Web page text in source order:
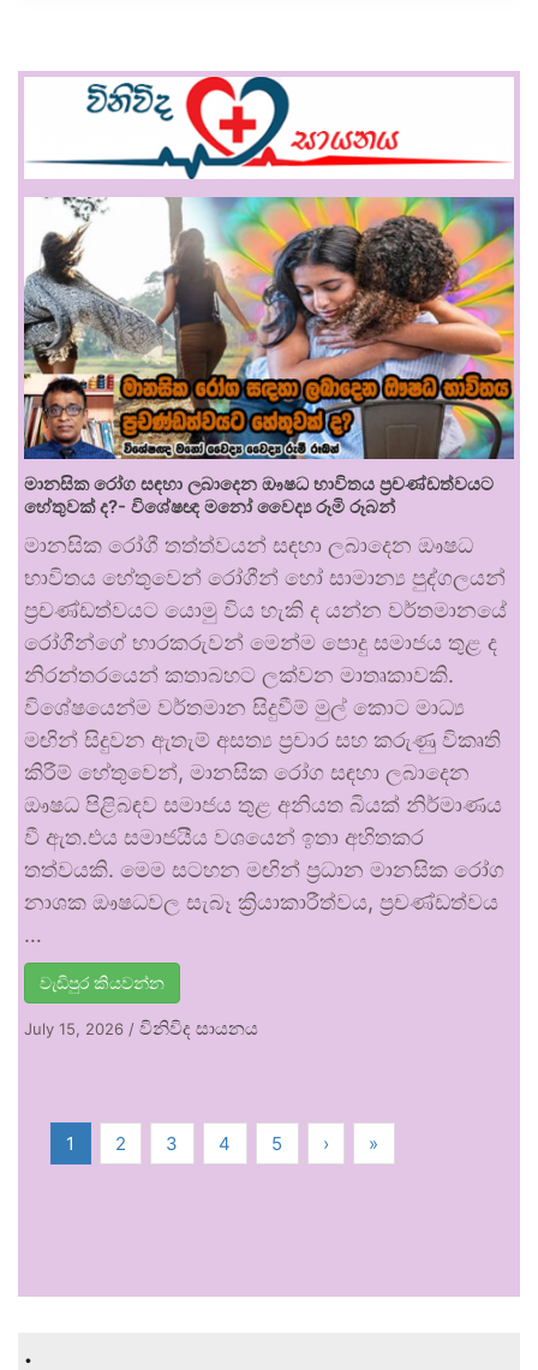
මානසික රෝග සඳහා ලබාදෙන ඖෂධ භාවිතය ප්‍රචණ්ඩත්වයට
හේතුවක් ද?- විශේෂඥ මනෝ වෛද්‍ය රූමි රූබන්
මානසික රෝගී තත්ත්වයන් සඳහා ලබාදෙන ඖෂධ
භාවිතය හේතුවෙන් රෝගීන් හෝ සාමාන්‍ය පුද්ගලයන්
ප්‍රචණ්ඩත්වයට යොමු විය හැකි ද යන්න වර්තමානයේ
රෝගීන්ගේ භාරකරුවන් මෙන්ම පොදු සමාජය තුළ ද
නිරන්තරයෙන් කතාබහට ලක්වන මාතෘකාවකි.
විශේෂයෙන්ම වර්තමාන සිදුවීම් මුල් කොට මාධ්‍ය
මඟින් සිදුවන ඇතැම් අසත්‍ය ප්‍රචාර සහ කරුණු විකෘති
කිරීම් හේතුවෙන්, මානසික රෝග සඳහා ලබාදෙන
ඖෂධ පිළිබඳව සමාජය තුළ අනියත බියක් නිර්මාණය
වී ඇත.එය සමාජයීය වශයෙන් ඉතා අහිතකර
තත්වයකි. මෙම සටහන මඟින් ප්‍රධාන මානසික රෝග
නාශක ඖෂධවල සැබෑ ක්‍රියාකාරීත්වය, ප්‍රචණ්ඩත්වය
…
වැඩිපුර කියවන්න
July 15, 2026 / විනිවිද සායනය
1 2 3 4 5 › »
.